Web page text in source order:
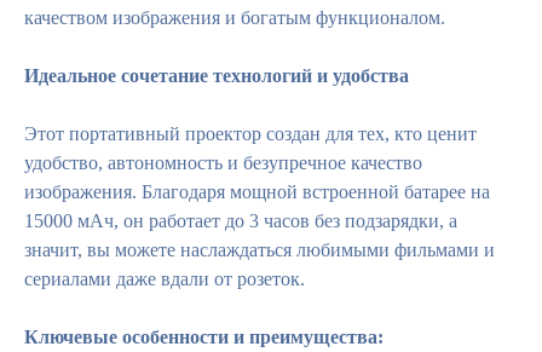
качеством изображения и богатым функционалом.
Идеальное сочетание технологий и удобства
Этот портативный проектор создан для тех, кто ценит
удобство, автономность и безупречное качество
изображения. Благодаря мощной встроенной батарее на
15000 мАч, он работает до 3 часов без подзарядки, а
значит, вы можете наслаждаться любимыми фильмами и
сериалами даже вдали от розеток.
Ключевые особенности и преимущества: